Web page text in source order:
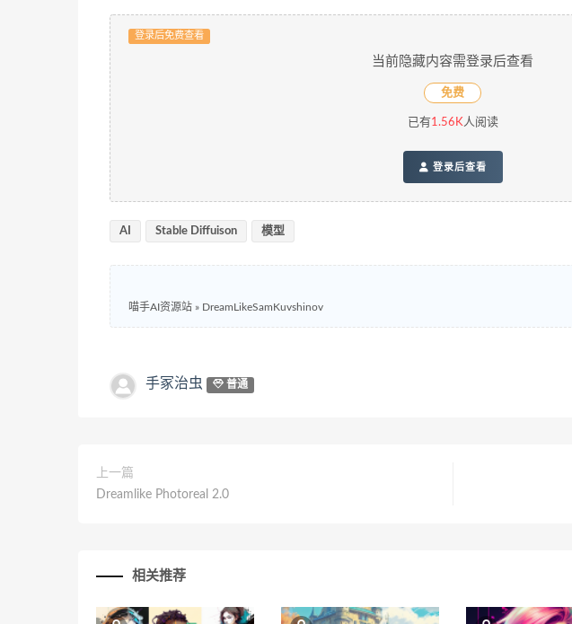
登录后免费查看
当前隐藏内容需登录后查看
免费
已有1.56K人阅读
登录后查看
AI Stable Diffuison 模型
喵手AI资源站 » DreamLikeSamKuvshinov
手冢治虫 普通
上一篇
Dreamlike Photoreal 2.0
相关推荐